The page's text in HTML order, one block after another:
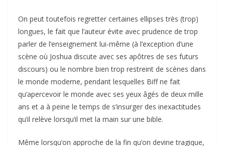
On peut toutefois regretter certaines ellipses très (trop)
longues, le fait que l’auteur évite avec prudence de trop
parler de l’enseignement lui-même (à l’exception d’une
scène où Joshua discute avec ses apôtres de ses futurs
discours) ou le nombre bien trop restreint de scènes dans
le monde moderne, pendant lesquelles Biff ne fait
qu’apercevoir le monde avec ses yeux âgés de deux mille
ans et a à peine le temps de s’insurger des inexactitudes
qu’il relève lorsqu’il met la main sur une bible.
Même lorsqu’on approche de la fin qu’on devine tragique,